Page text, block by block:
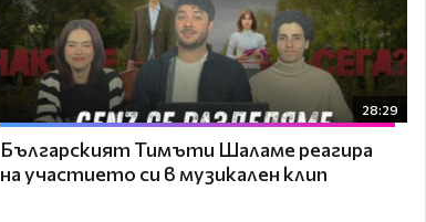
28:29
Българският Тимъти Шаламе реагира
на участието си в музикален клип